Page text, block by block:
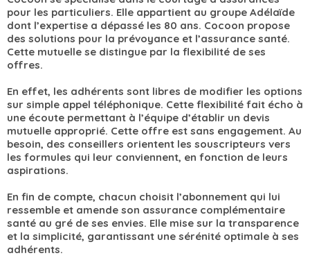
pour les particuliers. Elle appartient au groupe Adélaïde
dont l’expertise a dépassé les 80 ans. Cocoon propose
des solutions pour la prévoyance et l’assurance santé.
Cette mutuelle se distingue par la flexibilité de ses
offres.
En effet, les adhérents sont libres de modifier les options
sur simple appel téléphonique. Cette flexibilité fait écho à
une écoute permettant à l’équipe d’établir un devis
mutuelle approprié. Cette offre est sans engagement. Au
besoin, des conseillers orientent les souscripteurs vers
les formules qui leur conviennent, en fonction de leurs
aspirations.
En fin de compte, chacun choisit l’abonnement qui lui
ressemble et amende son assurance complémentaire
santé au gré de ses envies. Elle mise sur la transparence
et la simplicité, garantissant une sérénité optimale à ses
adhérents.